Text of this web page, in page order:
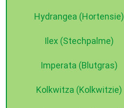
Hydrangea (Hortensie)
Ilex (Stechpalme)
Imperata (Blutgras)
Kolkwitza (Kolkwitzie)